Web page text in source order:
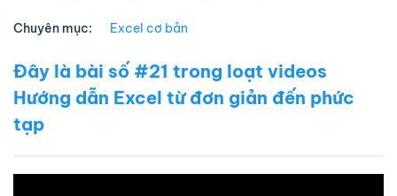
Chuyên mục: Excel cơ bản
Đây là bài số #21 trong loạt videos
Hướng dẫn Excel từ đơn giản đến phức
tạp